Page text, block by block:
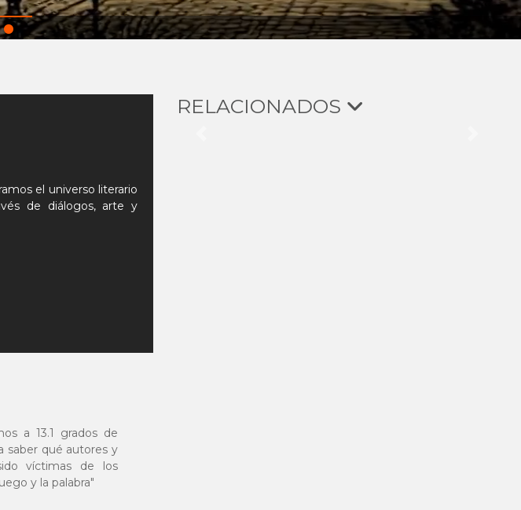
el universo literario
de diálogos, arte y
a 13.1 grados de
saber qué autores y
víctimas de los
y la palabra"
RELACIONADOS